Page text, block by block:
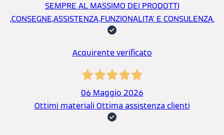
SEMPRE AL MASSIMO DEI PRODOTTI
,CONSEGNE,ASSISTENZA,FUNZIONALITA' E CONSULENZA.
Acquirente verificato
06 Maggio 2026
Ottimi materiali Ottima assistenza clienti